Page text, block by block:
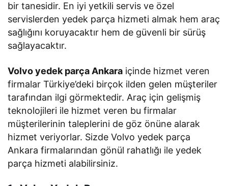
bir tanesidir. En iyi yetkili servis ve özel
servislerden yedek parça hizmeti almak hem araç
sağlığını koruyacaktır hem de güvenli bir sürüş
sağlayacaktır.
Volvo yedek parça Ankara içinde hizmet veren
firmalar Türkiye’deki birçok ilden gelen müşteriler
tarafından ilgi görmektedir. Araç için gelişmiş
teknolojileri ile hizmet veren bu firmalar
müşterilerinin taleplerini de göz önüne alarak
hizmet veriyorlar. Sizde Volvo yedek parça
Ankara firmalarından gönül rahatlığı ile yedek
parça hizmeti alabilirsiniz.